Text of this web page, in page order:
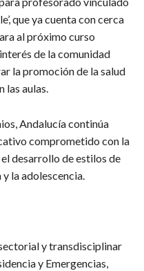
que ya cuenta con cerca
al próximo curso
de la comunidad
la promoción de la salud
las aulas.
Andalucía continúa
comprometido con la
desarrollo de estilos de
la adolescencia.
y transdisciplinar
y Emergencias,